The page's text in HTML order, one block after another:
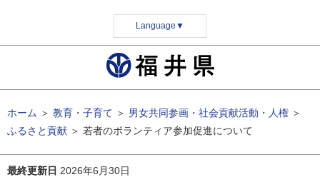
Language ▼
ホーム ＞ 教育・子育て ＞ 男女共同参画・社会貢献活動・人権 ＞
ふるさと貢献 ＞ 若者のボランティア参加促進について
最終更新日 2026年6月30日